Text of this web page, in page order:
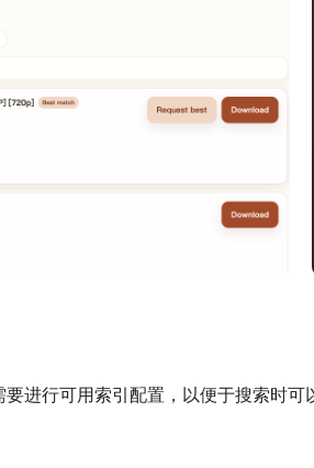
进行可用索引配置，以便于搜索时